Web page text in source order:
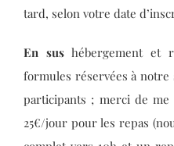
tard, selon votre date
En sushébergement et
formules réservées à
participants ; merci de
25€/jour pour les repas